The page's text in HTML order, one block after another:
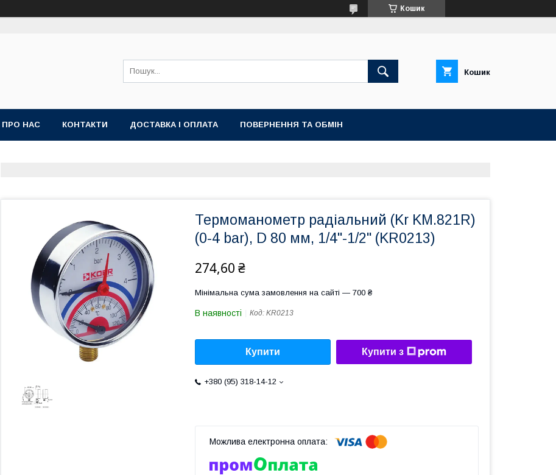
Кошик
Кошик
ПРО НАС КОНТАКТИ ДОСТАВКА І ОПЛАТА ПОВЕРНЕННЯ ТА ОБМІН
Термоманометр радіальний (Kr KM.821R)
(0-4 bar), D 80 мм, 1/4"-1/2" (KR0213)
274,60 ₴
Мінімальна сума замовлення на сайті — 700 ₴
В наявності Код: KR0213
Купити Купити з
+380 (95) 318-14-12